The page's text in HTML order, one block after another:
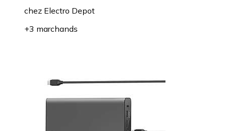
chez Electro Depot
+3 marchands